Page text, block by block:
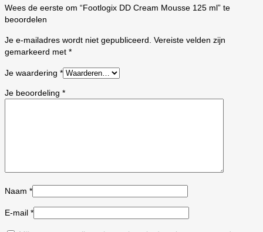
Wees de eerste om “Footlogix DD Cream Mousse 125 ml” te
beoordelen
Je e-mailadres wordt niet gepubliceerd. Vereiste velden zijn
gemarkeerd met *
Je waardering *
Je beoordeling *
Naam *
E-mail *